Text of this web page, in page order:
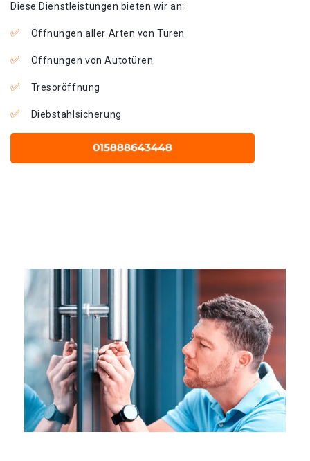
Diese Dienstleistungen bieten wir an:
Öffnungen aller Arten von Türen
Öffnungen von Autotüren
Tresoröffnung
Diebstahlsicherung